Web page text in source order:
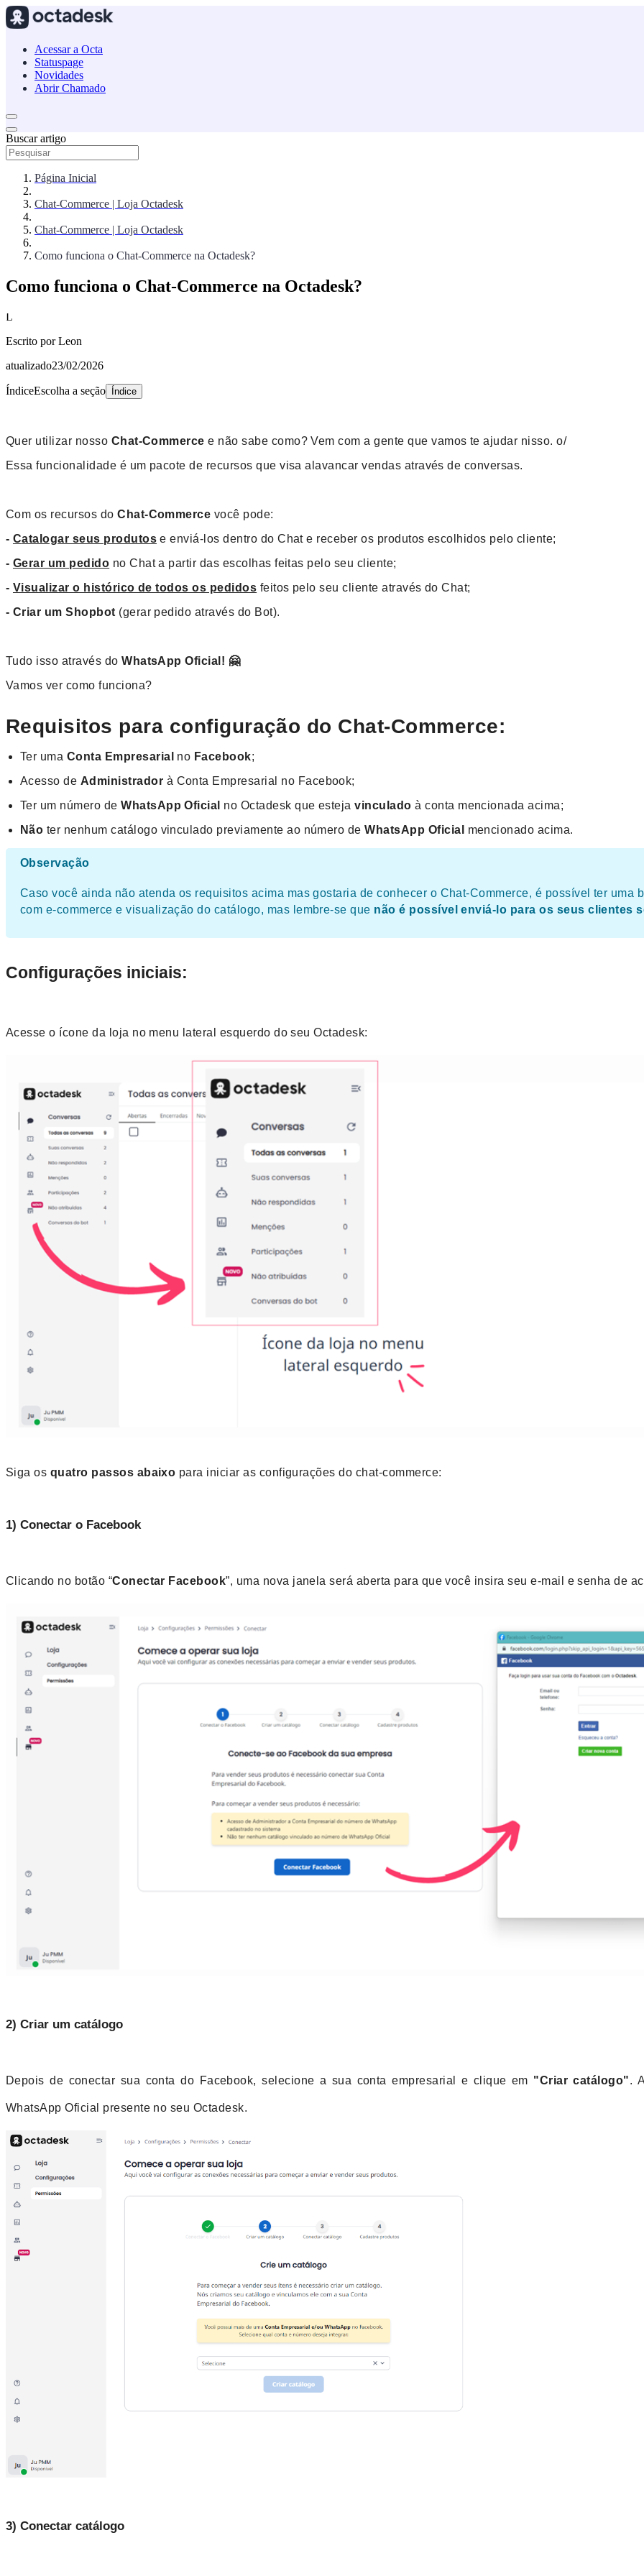
Acessar a Octa
Statuspage
Novidades
Abrir Chamado
Buscar artigo
Página Inicial
Chat-Commerce | Loja Octadesk
Chat-Commerce | Loja Octadesk
Como funciona o Chat-Commerce na Octadesk?
Como funciona o Chat-Commerce na Octadesk?
L
Escrito porLeon
atualizado23/02/2026
ÍndiceEscolha a seção Índice
Quer utilizar nosso Chat-Commerce e não sabe como? Vem com a gente que vamos te ajudar nisso. o/
Essa funcionalidade é um pacote de recursos que visa alavancar vendas através de conversas.
Com os recursos doChat-Commerce você pode:
- Catalogar seus produtos e enviá-los dentro do Chat e receber os produtos escolhidos pelo cliente;
- Gerar um pedido no Chat a partir das escolhas feitas pelo seu cliente;
- Visualizar o histórico de todos os pedidos feitos pelo seu cliente através do Chat;
- Criar um Shopbot (gerar pedido através do Bot).
Tudo isso através doWhatsApp Oficial! 🤗
Vamos ver como funciona?
Requisitos para configuração do Chat-Commerce:
Ter uma Conta Empresarial no Facebook;
Acesso de Ad ministrador à Conta Empresarial no Facebook;
Ter um número deWhatsApp Oficial no Octadesk que estejavinculado à conta mencionada acima;
Não ter nenhum catálogo vinculado previamente ao número deWhatsApp Oficial mencionado acima.
Observação
Caso você ainda não atenda os requisitos acima mas gostaria de conhecer o Chat-Commerce, é possível ter uma
com e-commerce e visualização do catálogo, mas lembre-se que não é possível enviá-lo para os seus clientes
Configurações iniciais:
Acesse o ícone da loja no menu lateral esquerdo do seu Octadesk:
Siga os quatro passos abaixo para iniciar as configurações do chat-commerce:
1) Conectar o Facebook
Clicando no botão “Conectar Facebook”, uma nova janela será aberta para que você insira seu e-mail e senha de
2) Criar um catálogo
Depois de conectar sua conta do Facebook, selecione a sua conta empresarial e clique em "Criar catálogo".
WhatsApp Oficial presente no seu Octadesk.
3) Conectar catálogo